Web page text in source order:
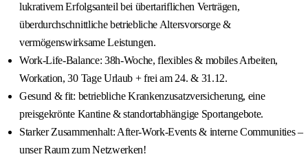
lukrativem Erfolgsanteil bei übertariflichen Verträgen,
überdurchschnittliche betriebliche Altersvorsorge &
vermögenswirksame Leistungen.
Work‑Life‑Balance: 38h‑Woche, flexibles & mobiles Arbeiten,
Workation, 30 Tage Urlaub + frei am 24. & 31.12.
Gesund & fit: betriebliche Krankenzusatzversicherung, eine
preisgekrönte Kantine & standortabhängige Sportangebote.
Starker Zusammenhalt: After‑Work‑Events & interne Communities –
unser Raum zum Netzwerken!